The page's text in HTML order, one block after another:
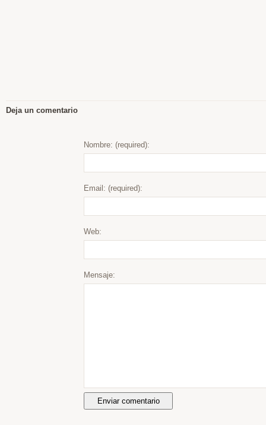
Deja un comentario
Nombre: (required):
Email: (required):
Web:
Mensaje: